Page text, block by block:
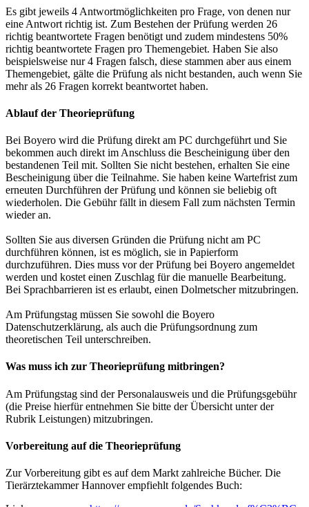
Es gibt jeweils 4 Antwortmöglichkeiten pro Frage, von denen nur
eine Antwort richtig ist. Zum Bestehen der Prüfung werden 26
richtig beantwortete Fragen benötigt und zudem mindestens 50%
richtig beantwortete Fragen pro Themengebiet. Haben Sie also
beispielsweise nur 4 Fragen falsch, diese stammen aber aus einem
Themengebiet, gälte die Prüfung als nicht bestanden, auch wenn Sie
mehr als 26 Fragen korrekt beantwortet haben.
Ablauf der Theorieprüfung
Bei Boyero wird die Prüfung direkt am PC durchgeführt und Sie
bekommen auch direkt im Anschluss die Bescheinigung über den
bestandenen Teil mit. Sollten Sie nicht bestehen, erhalten Sie eine
Bescheinigung über die Teilnahme. Sie haben keine Wartefrist zum
erneuten Durchführen der Prüfung und können sie beliebig oft
wiederholen. Die Gebühr fällt in diesem Fall zum nächsten Termin
wieder an.
Sollten Sie aus diversen Gründen die Prüfung nicht am PC
durchführen können, ist es möglich, sie in Papierform
durchzuführen. Dies muss vor der Prüfung bei Boyero angemeldet
werden und kostet einen Zuschlag für die manuelle Bearbeitung.
Bei Sprachbarrieren ist es erlaubt, einen Dolmetscher mitzubringen.
Am Prüfungstag müssen Sie sowohl die Boyero
Datenschutzerklärung, als auch die Prüfungsordnung zum
theoretischen Teil unterschreiben.
Was muss ich zur Theorieprüfung mitbringen?
Am Prüfungstag sind der Personalausweis und die Prüfungsgebühr
(die Preise hierfür entnehmen Sie bitte der Übersicht unter der
Rubrik Leistungen) mitzubringen.
Vorbereitung auf die Theorieprüfung
Zur Vorbereitung gibt es auf dem Markt zahlreiche Bücher. Die
Tierärztekammer Hannover empfiehlt folgendes Buch: